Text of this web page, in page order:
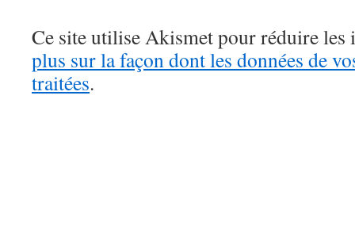
Ce site utilise Akismet pour réduire les
plus sur la façon dont les données de
traitées.